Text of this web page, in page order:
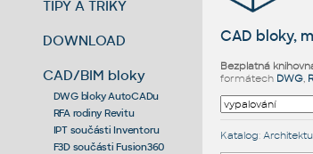
TIPY A TRIKY
DOWNLOAD
CAD/BIM bloky
DWG bloky AutoCADu
RFA rodiny Revitu
IPT součásti Inventoru
F3D součásti Fusion360
CAD bloky,
Bezplatná
formátech DWG,
Katalog: